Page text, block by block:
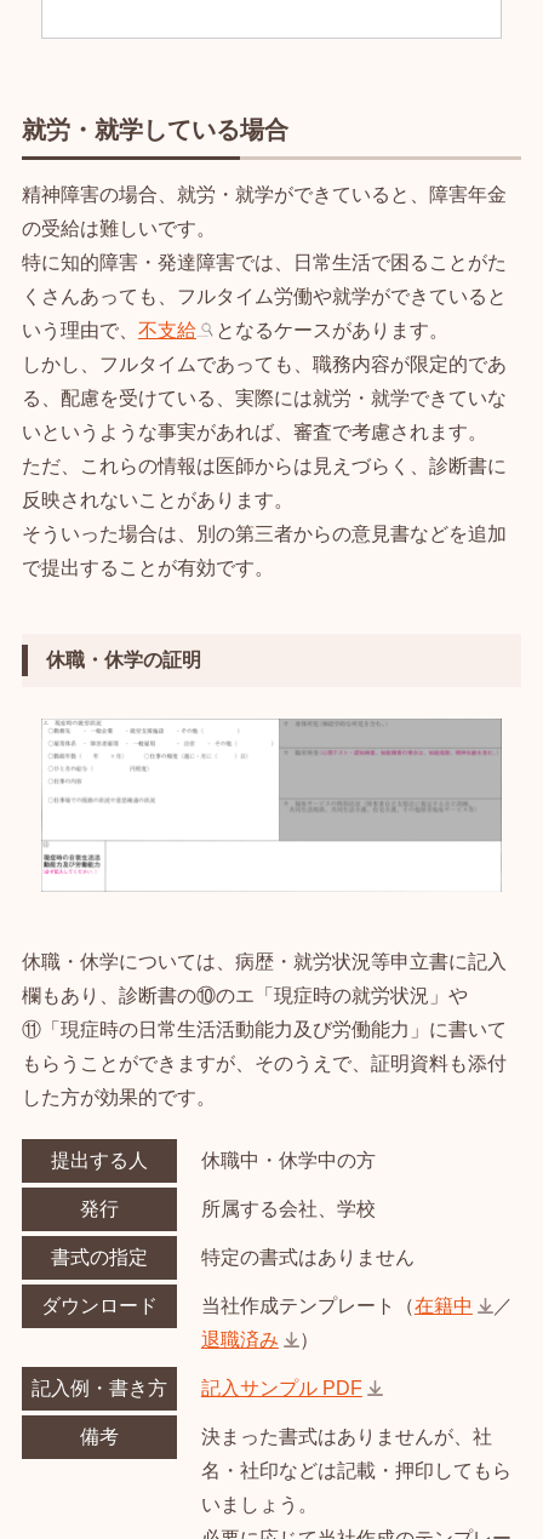
就労・就学している場合
精神障害の場合、就労・就学ができていると、障害年金
の受給は難しいです。
特に知的障害・発達障害では、日常生活で困ることがた
くさんあっても、フルタイム労働や就学ができていると
いう理由で、 不支給
となるケースがあります。
しかし、フルタイムであっても、職務内容が限定的であ
る、配慮を受けている、実際には就労・就学できていな
いというような事実があれば、審査で考慮されます。
ただ、これらの情報は医師からは見えづらく、診断書に
反映されないことがあります。
そういった場合は、別の第三者からの意見書などを追加
で提出することが有効です。
休職・休学の証明
休職・休学については、病歴・就労状況等申立書に記入
欄もあり、診断書の⑩のエ「現症時の就労状況」や
⑪「現症時の日常生活活動能力及び労働能力」に書いて
もらうことができますが、そのうえで、証明資料も添付
した方が効果的です。
提出する人 休職中・休学中の方
発行 所属する会社、学校
書式の指定 特定の書式はありません
ダウンロード 当社作成テンプレート（在籍中
／
退職済み
）
記入例・書き方 記入サンプル PDF
備考
決まった書式はありませんが、社
名・社印などは記載・押印してもら
いましょう。